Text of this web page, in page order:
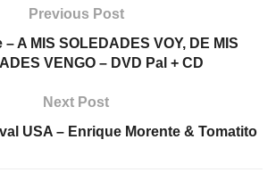
Previous Post
A MIS SOLEDADES VOY, DE MIS
VENGO – DVD Pal + CD
Next Post
USA – Enrique Morente & Tomatito